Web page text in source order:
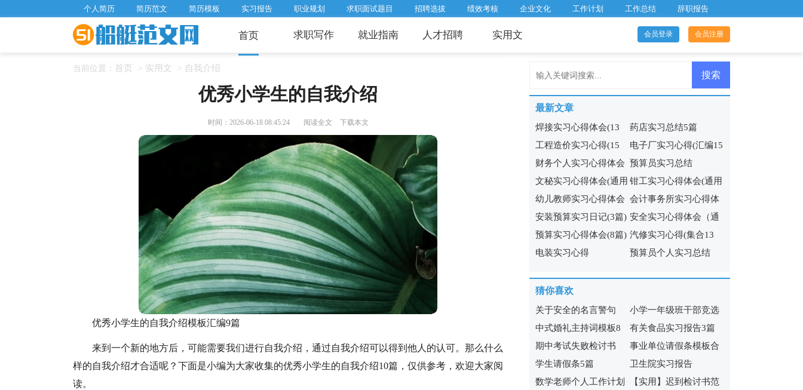
个人简历 简历范文 简历模板 实习报告 职业规划 求职面试题目 招聘选拔 绩效考核 企业文化 工作计划 工作总结 辞职报告
首页 求职写作 就业指南 人才招聘 实用文 会员登录 会员注册
当前位置： 首页 > 实用文 > 自我介绍
优秀小学生的自我介绍
时间：2026-06-18 08:45:24 阅读全文 下载本文
优秀小学生的自我介绍模板汇编9篇
来到一个新的地方后，可能需要我们进行自我介绍，通过自我介绍可以得到他人的认可。那么什么
样的自我介绍才合适呢？下面是小编为大家收集的优秀小学生的自我介绍10篇，仅供参考，欢迎大家阅
读。
最新文章
焊接实习心得体会(13
篇)
药店实习总结5篇
工程造价实习心得(15
篇)
电子厂实习心得(汇编15
篇)
财务个人实习心得体会
9篇
预算员实习总结
文秘实习心得体会(通用
14篇)
钳工实习心得体会(通用
15篇)
幼儿教师实习心得体会
12篇
会计事务所实习心得体
会12篇
安装预算实习日记(3篇) 安全实习心得体会（通
用20篇）
预算实习心得体会(8篇) 汽修实习心得(集合13
篇)
电装实习心得 预算员个人实习总结
猜你喜欢
关于安全的名言警句
小学一年级班干部竞选
的演讲稿
中式婚礼主持词模板8
篇
有关食品实习报告3篇
期中考试失败检讨书
事业单位请假条模板合
集6篇
学生请假条5篇
卫生院实习报告
数学老师个人工作计划
【实用】迟到检讨书范